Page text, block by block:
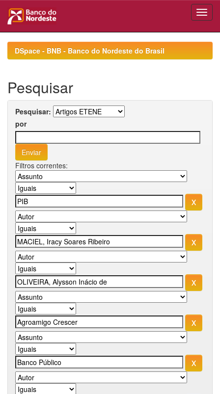
navigationDSpace - BNB - Banco do Nordeste do Brasil
Pesquisar
Pesquisar:
por
Filtros correntes: